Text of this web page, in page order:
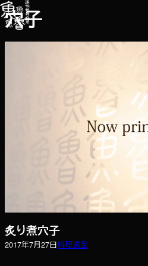
内
容
を
穴子
炙り煮穴子
2017年7月27日料理逸品